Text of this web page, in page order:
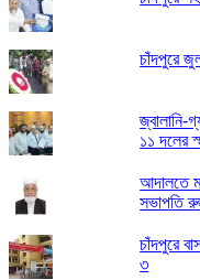
চাঁদপুরে
জ্বালানি-
১১ দলের
আদালতে
সভাপতি
চাঁদপুরে
৩